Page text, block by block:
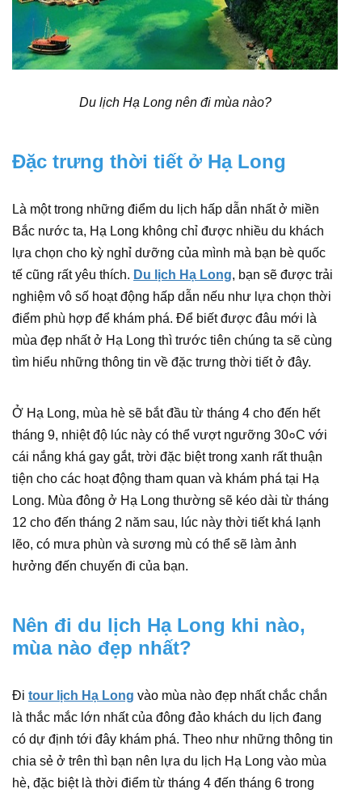
Du lịch Hạ Long nên đi mùa nào?
Đặc trưng thời tiết ở Hạ Long
Là một trong những điểm du lịch hấp dẫn nhất ở miền
Bắc nước ta, Hạ Long không chỉ được nhiều du khách
lựa chọn cho kỳ nghỉ dưỡng của mình mà bạn bè quốc
tế cũng rất yêu thích. Du lịch Hạ Long, bạn sẽ được trải
nghiệm vô số hoạt động hấp dẫn nếu như lựa chọn thời
điểm phù hợp để khám phá. Để biết được đâu mới là
mùa đẹp nhất ở Hạ Long thì trước tiên chúng ta sẽ cùng
tìm hiểu những thông tin về đặc trưng thời tiết ở đây.
Ở Hạ Long, mùa hè sẽ bắt đầu từ tháng 4 cho đến hết
tháng 9, nhiệt độ lúc này có thể vượt ngưỡng 30०C với
cái nắng khá gay gắt, trời đặc biệt trong xanh rất thuận
tiện cho các hoạt động tham quan và khám phá tại Hạ
Long. Mùa đông ở Hạ Long thường sẽ kéo dài từ tháng
12 cho đến tháng 2 năm sau, lúc này thời tiết khá lạnh
lẽo, có mưa phùn và sương mù có thể sẽ làm ảnh
hưởng đến chuyến đi của bạn.
Nên đi du lịch Hạ Long khi nào,
mùa nào đẹp nhất?
Đi tour lịch Hạ Long vào mùa nào đẹp nhất chắc chắn
là thắc mắc lớn nhất của đông đảo khách du lịch đang
có dự định tới đây khám phá. Theo như những thông tin
chia sẻ ở trên thì bạn nên lựa du lịch Hạ Long vào mùa
hè, đặc biệt là thời điểm từ tháng 4 đến tháng 6 trong